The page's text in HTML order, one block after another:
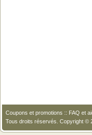
Coupons et promotions :: FAQ et
Tous droits réservés. Copyright ©